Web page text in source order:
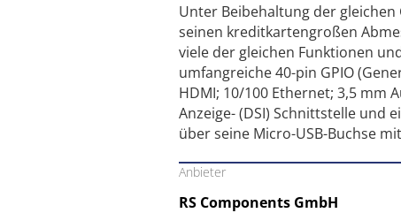
Unter Beibehaltung der
seinen kreditkartengroßen
viele der gleichen Funktionen
umfangreiche 40-pin GPIO
HDMI; 10/100 Ethernet; 3,5 mm
Anzeige- (DSI) Schnittstelle und
über seine Micro-USB-Buchse
Anbieter
RS Components GmbH